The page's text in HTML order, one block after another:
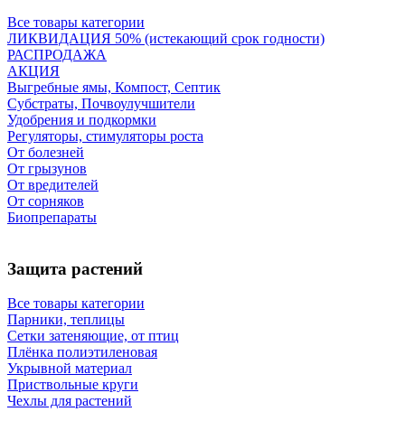
Все товары категории
ЛИКВИДАЦИЯ 50% (истекающий срок годности)
РАСПРОДАЖА
АКЦИЯ
Выгребные ямы, Компост, Септик
Субстраты, Почвоулучшители
Удобрения и подкормки
Регуляторы, стимуляторы роста
От болезней
От грызунов
От вредителей
От сорняков
Биопрепараты
Защита растений
Все товары категории
Парники, теплицы
Сетки затеняющие, от птиц
Плёнка полиэтиленовая
Укрывной материал
Приствольные круги
Чехлы для растений